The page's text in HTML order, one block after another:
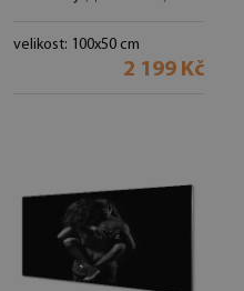
velikost: 100x50 cm
2 199 Kč